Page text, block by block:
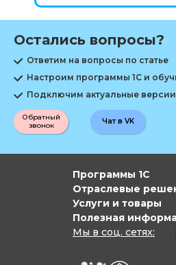
Остались вопросы?
Ответим на вопросы по статье
Настроим программы 1С и
Подключим актуальные
Обратный
звонок
Чат в VK
Мы в соц. сетях:
Программы 1С
Отраслевые
Услуги и товары
Полезная